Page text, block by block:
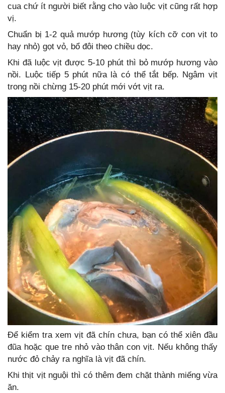
cua chứ ít người biết rằng cho vào luộc vịt cũng rất hợp
vị.
Chuẩn bị 1-2 quả mướp hương (tùy kích cỡ con vịt to
hay nhỏ) gọt vỏ, bổ đôi theo chiều dọc.
Khi đã luộc vịt được 5-10 phút thì bỏ mướp hương vào
nồi. Luộc tiếp 5 phút nữa là có thể tắt bếp. Ngâm vịt
trong nồi chừng 15-20 phút mới vớt vịt ra.
Để kiểm tra xem vịt đã chín chưa, bạn có thể xiên đầu
đũa hoặc que tre nhỏ vào thân con vịt. Nếu không thấy
nước đỏ chảy ra nghĩa là vịt đã chín.
Khi thịt vịt nguội thì có thêm đem chặt thành miếng vừa
ăn.